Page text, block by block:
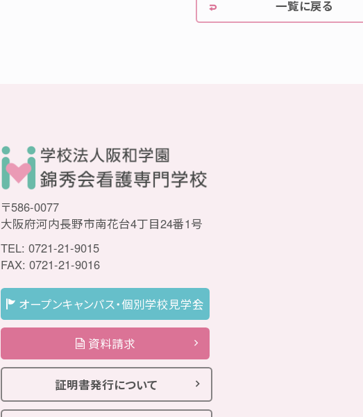
一覧に戻る
〒586-0077
大阪府河内長野市南花台4丁目24番1号
TEL: 0721-21-9015
FAX: 0721-21-9016
オープンキャンパス・個別学校見学会
資料請求
証明書発行について